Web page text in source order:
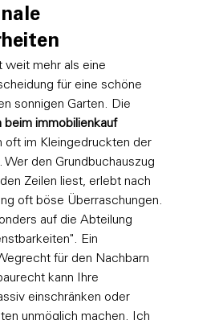
weit mehr als eine
für eine schöne
sonnigen Garten. Die
beim immobilienkauf
oft im Kleingedruckten der
Wer den Grundbuchauszug
Zeilen liest, erlebt nach
oft böse Überraschungen.
auf die Abteilung
Ein
für den Nachbarn
kann Ihre
einschränken oder
unmöglich machen. Ich